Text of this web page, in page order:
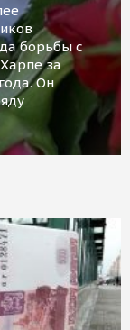
борьбы с
за
Он